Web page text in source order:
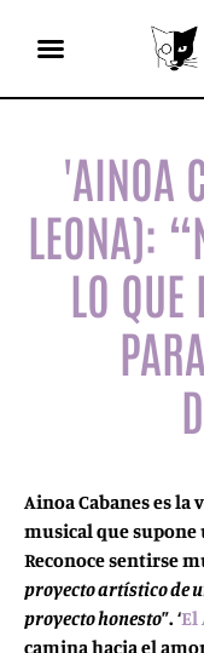
'AINOA
LEONA):
LO QUE
Ainoa Cabanes es la
musical que
Reconoce sentirse
proyecto artístico de
proyecto honesto”. ‘El
camina hacia el